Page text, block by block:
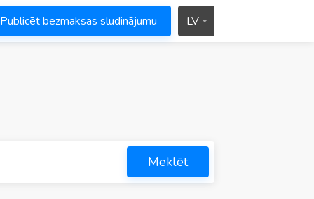
Publicēt bezmaksas sludinājumu LV
Meklēt